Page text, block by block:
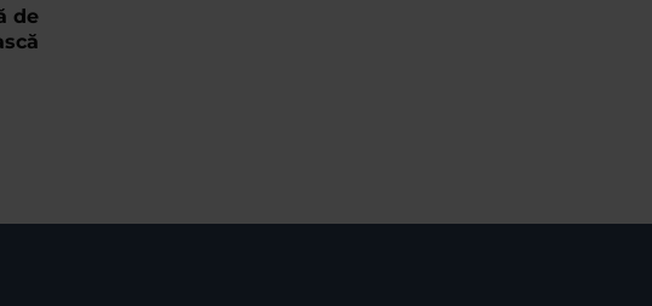
de